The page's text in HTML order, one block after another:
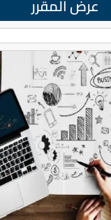
عرض المقرر